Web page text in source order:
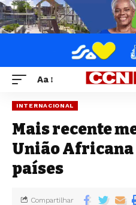
Aa
INTERNACIONAL
Mais recente
União Africana
países
Compartilhar